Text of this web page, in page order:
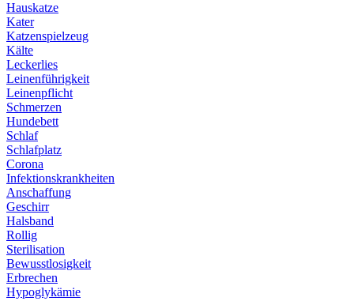
Hauskatze
Kater
Katzenspielzeug
Kälte
Leckerlies
Leinenführigkeit
Leinenpflicht
Schmerzen
Hundebett
Schlaf
Schlafplatz
Corona
Infektionskrankheiten
Anschaffung
Geschirr
Halsband
Rollig
Sterilisation
Bewusstlosigkeit
Erbrechen
Hypoglykämie